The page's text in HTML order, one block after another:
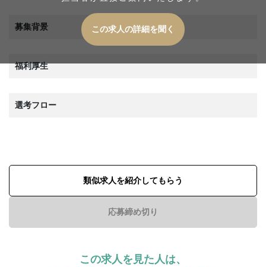
この求人の詳細を聞く
募集背景
福利厚生
選考フロー
類似求人を紹介してもらう
応募締め切り
この求人を見た人は、